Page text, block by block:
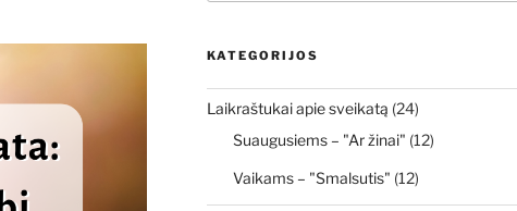
KATEGORIJOS
Laikraštukai apie sveikatą (24)
Suaugusiems – "Ar žinai" (12)
Vaikams – "Smalsutis" (12)